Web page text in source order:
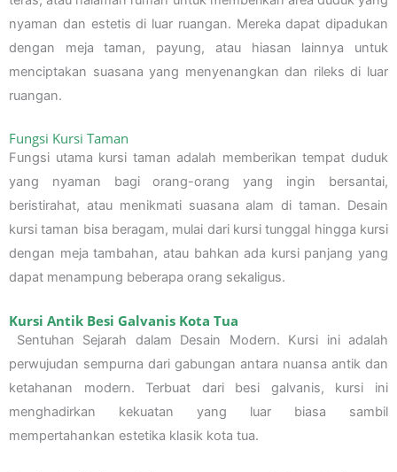
nyaman dan estetis di luar ruangan. Mereka dapat dipadukan
dengan meja taman, payung, atau hiasan lainnya untuk
menciptakan suasana yang menyenangkan dan rileks di luar
ruangan.
Fungsi Kursi Taman
Fungsi utama kursi taman adalah memberikan tempat duduk
yang nyaman bagi orang-orang yang ingin bersantai,
beristirahat, atau menikmati suasana alam di taman. Desain
kursi taman bisa beragam, mulai dari kursi tunggal hingga kursi
dengan meja tambahan, atau bahkan ada kursi panjang yang
dapat menampung beberapa orang sekaligus.
Kursi Antik Besi Galvanis Kota Tua
Sentuhan Sejarah dalam Desain Modern. Kursi ini adalah
perwujudan sempurna dari gabungan antara nuansa antik dan
ketahanan modern. Terbuat dari besi galvanis, kursi ini
menghadirkan kekuatan yang luar biasa sambil
mempertahankan estetika klasik kota tua.